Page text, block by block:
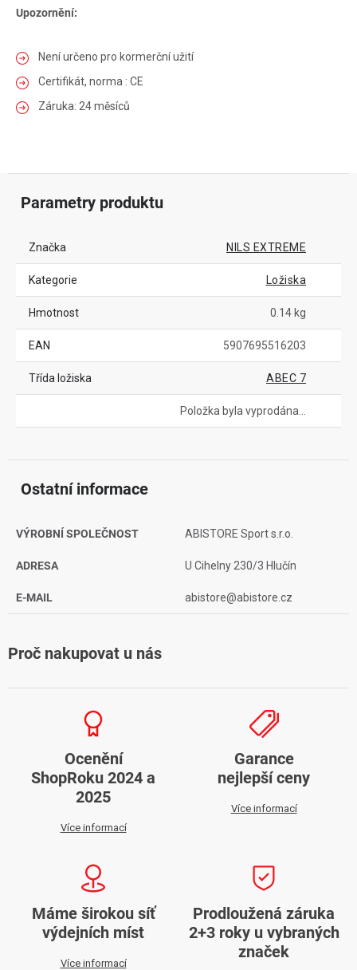
Upozornění:
Není určeno pro kormerční užití
Certifikát, norma : CE
Záruka: 24 měsíců
Parametry produktu
Značka NILS EXTREME
Kategorie Ložiska
Hmotnost 0.14 kg
EAN 5907695516203
Třída ložiska ABEC 7
Položka byla vyprodána…
Ostatní informace
VÝROBNÍ SPOLEČNOST ABISTORE Sport s.r.o.
ADRESA U Cihelny 230/3 Hlučín
E-MAIL abistore@abistore.cz
Proč nakupovat u nás
Ocenění
ShopRoku 2024 a
2025
Více informací
Garance
nejlepší ceny
Více informací
Máme širokou síť
výdejních míst
Více informací
Prodloužená záruka
2+3 roky u vybraných
značek